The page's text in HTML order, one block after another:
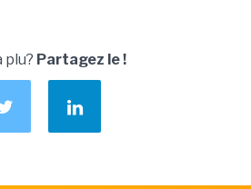
plu? Partagez le !